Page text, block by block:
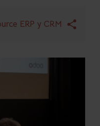
ERP y CRM